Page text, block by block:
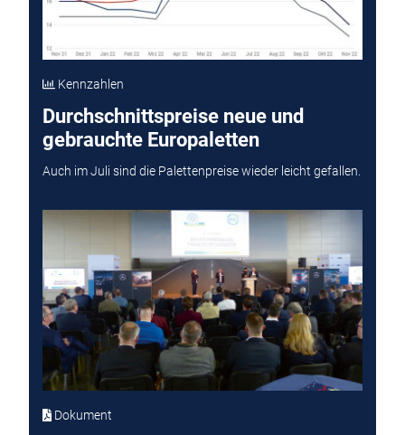
Kennzahlen
Durchschnittspreise neue und
gebrauchte Europaletten
Auch im Juli sind die Palettenpreise wieder leicht gefallen.
Dokument